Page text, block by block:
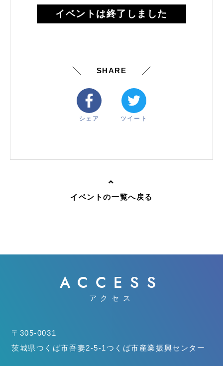
イベントは終了しました
SHARE
シェア ツイート
イベントの一覧へ戻る
ACCESS
アクセス
〒305-0031
茨城県つくば市吾妻2-5-1つくば市産業振興センター